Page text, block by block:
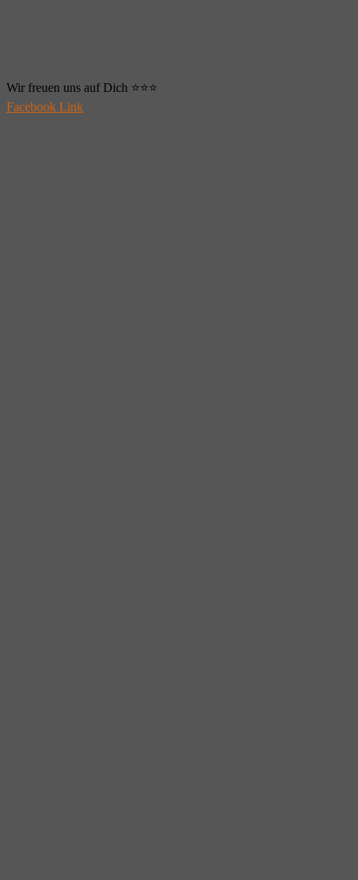
Wir freuen uns auf Dich ⭐️⭐️⭐️
Facebook Link